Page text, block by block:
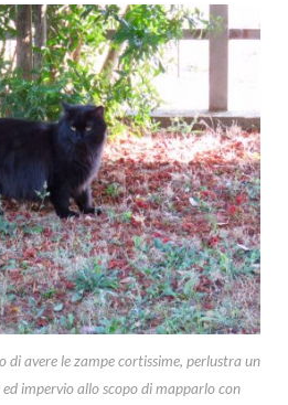
avere le zampe cortissime, perlustra un
impervio allo scopo di mapparlo con